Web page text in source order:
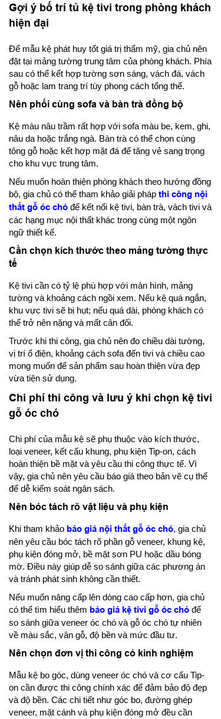
Gợi ý bố trí tủ kệ tivi trong phòng khách
hiện đại
Để mẫu kệ phát huy tốt giá trị thẩm mỹ, gia chủ nên
đặt tại mảng tường trung tâm của phòng khách. Phía
sau có thể kết hợp tường sơn sáng, vách đá, vách
gỗ hoặc lam trang trí tùy phong cách tổng thể.
Nên phối cùng sofa và bàn trà đồng bộ
Kệ màu nâu trầm rất hợp với sofa màu be, kem, ghi,
nâu da hoặc trắng ngà. Bàn trà có thể chọn cùng
tông gỗ hoặc kết hợp mặt đá để tăng vẻ sang trọng
cho khu vực trung tâm.
Nếu muốn hoàn thiện phòng khách theo hướng đồng
bộ, gia chủ có thể tham khảo giải pháp thi công nội
thất gỗ óc chó để kết nối kệ tivi, bàn trà, vách tivi và
các hạng mục nội thất khác trong cùng một ngôn
ngữ thiết kế.
Cần chọn kích thước theo mảng tường thực
tế
Kệ tivi cần có tỷ lệ phù hợp với màn hình, mảng
tường và khoảng cách ngồi xem. Nếu kệ quá ngắn,
khu vực tivi sẽ bị hụt; nếu quá dài, phòng khách có
thể trở nên nặng và mất cân đối.
Trước khi thi công, gia chủ nên đo chiều dài tường,
vị trí ổ điện, khoảng cách sofa đến tivi và chiều cao
mong muốn để sản phẩm sau hoàn thiện vừa đẹp
vừa tiện sử dụng.
Chi phí thi công và lưu ý khi chọn kệ tivi
gỗ óc chó
Chi phí của mẫu kệ sẽ phụ thuộc vào kích thước,
loại veneer, kết cấu khung, phụ kiện Tip-on, cách
hoàn thiện bề mặt và yêu cầu thi công thực tế. Vì
vậy, gia chủ nên yêu cầu báo giá theo bản vẽ cụ thể
để dễ kiểm soát ngân sách.
Nên bóc tách rõ vật liệu và phụ kiện
Khi tham khảo báo giá nội thất gỗ óc chó, gia chủ
nên yêu cầu bóc tách rõ phần gỗ veneer, khung kệ,
phụ kiện đóng mở, bề mặt sơn PU hoặc dầu bóng
mờ. Điều này giúp dễ so sánh giữa các phương án
và tránh phát sinh không cần thiết.
Nếu muốn nâng cấp lên dòng cao cấp hơn, gia chủ
có thể tìm hiểu thêm báo giá kệ tivi gỗ óc chó để
so sánh giữa veneer óc chó và gỗ óc chó tự nhiên
về màu sắc, vân gỗ, độ bền và mức đầu tư.
Nên chọn đơn vị thi công có kinh nghiệm
Mẫu kệ bo góc, dùng veneer óc chó và cơ cấu Tip-
on cần được thi công chính xác để đảm bảo độ đẹp
và độ bền. Các chi tiết như góc bo, đường ghép
veneer, mặt cánh và phụ kiện đóng mở đều cần